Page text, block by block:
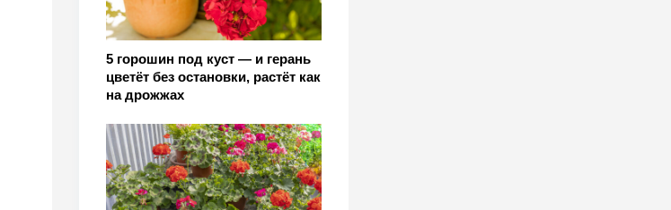
5 горошин под куст — и герань
цветёт без остановки, растёт как
на дрожжах